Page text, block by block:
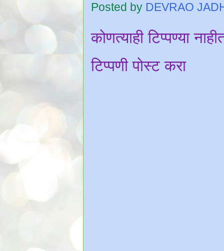
Posted by DEVRAO
कोणत्याही टिप्पण्‍या
टिप्पणी पोस्ट करा